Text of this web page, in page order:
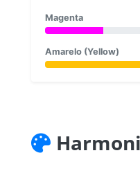
Magenta
Amarelo (Yellow)